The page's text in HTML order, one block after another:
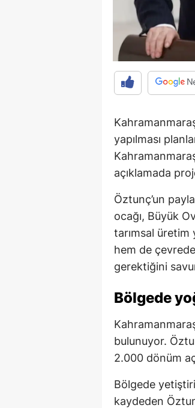
yapılması
açıklamada
Öztunç’un
ocağı, Büyük
tarımsal üretim
hem de
gerektiğini
Bölgede
bulunuyor.
2.000 dönüm
Bölgede
kaydeden